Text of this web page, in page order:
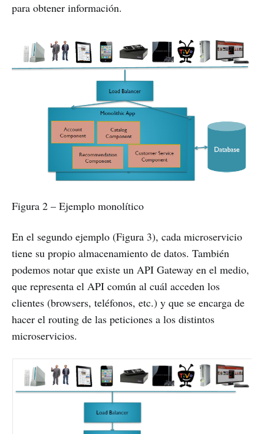
para obtener información.
Figura 2 – Ejemplo monolítico
En el segundo ejemplo (Figura 3), cada microservicio
tiene su propio almacenamiento de datos. También
podemos notar que existe un API Gateway en el medio,
que representa el API común al cuál acceden los
clientes (browsers, teléfonos, etc.) y que se encarga de
hacer el routing de las peticiones a los distintos
microservicios.